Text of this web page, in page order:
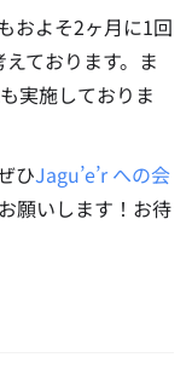
およそ2ヶ月に1回
ております。ま
実施しておりま
ひJagu’e’r への会
願いします！お待